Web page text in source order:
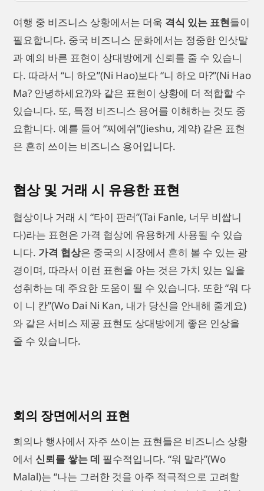
여행 중 비즈니스 상황에서는 더욱 격식 있는 표현들이
필요합니다. 중국 비즈니스 문화에서는 정중한 인삿말
과 예의 바른 표현이 상대방에게 신뢰를 줄 수 있습니
다. 따라서 “니 하오”(Ni Hao)보다 “니 하오 마?”(Ni Hao
Ma? 안녕하세요?)와 같은 표현이 상황에 더 적합할 수
있습니다. 또, 특정 비즈니스 용어를 이해하는 것도 중
요합니다. 예를 들어 “찌에쉬”(Jieshu, 계약) 같은 표현
은 흔히 쓰이는 비즈니스 용어입니다.
협상 및 거래 시 유용한 표현
협상이나 거래 시 “타이 판러”(Tai Fanle, 너무 비쌉니
다)라는 표현은 가격 협상에 유용하게 사용될 수 있습
니다. 가격 협상은 중국의 시장에서 흔히 볼 수 있는 광
경이며, 따라서 이런 표현을 아는 것은 가치 있는 일을
성취하는 데 주요한 도움이 될 수 있습니다. 또한 “워 다
이 니 칸”(Wo Dai Ni Kan, 내가 당신을 안내해 줄게요)
와 같은 서비스 제공 표현도 상대방에게 좋은 인상을
줄 수 있습니다.
회의 장면에서의 표현
회의나 행사에서 자주 쓰이는 표현들은 비즈니스 상황
에서 신뢰를 쌓는 데 필수적입니다. “워 말라”(Wo
Malal)는 “나는 그러한 것을 아주 적극적으로 고려할